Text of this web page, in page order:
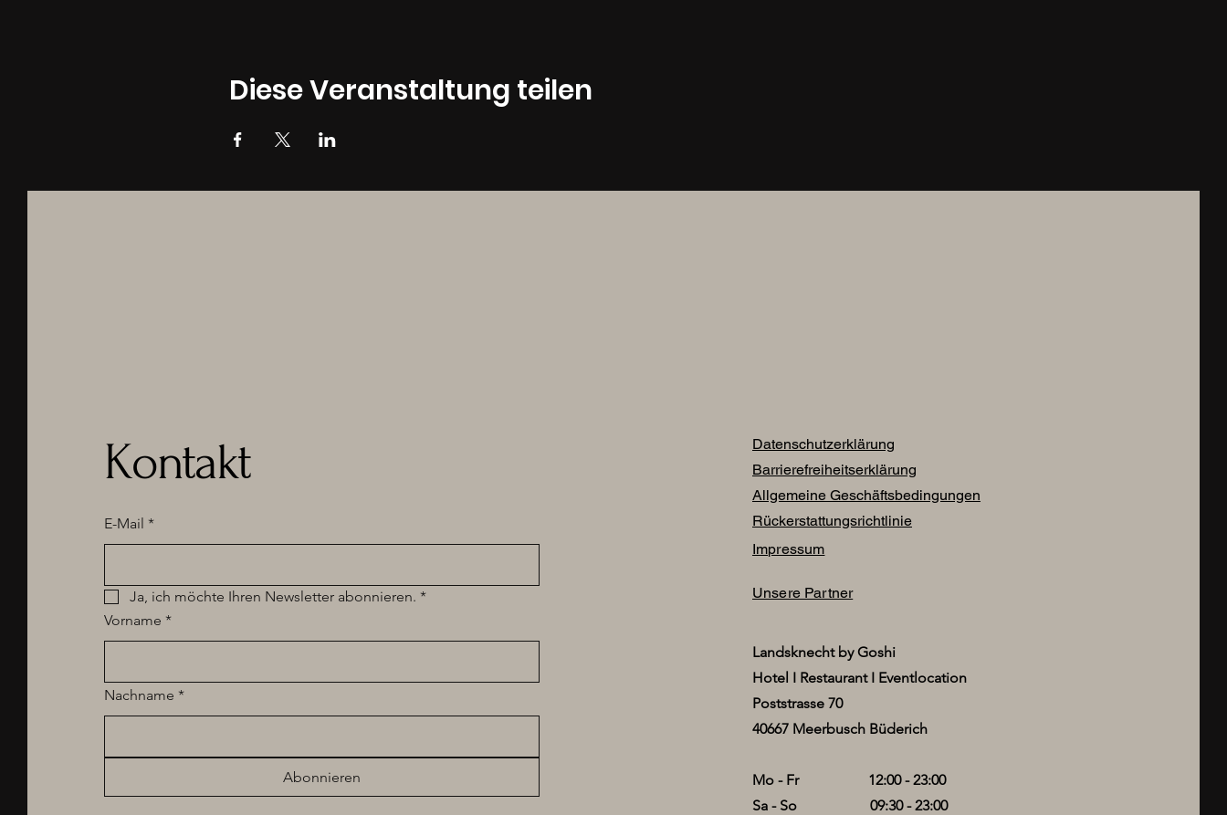
Diese Veranstaltung teilen
Kontakt
E-Mail *
Ja, ich möchte Ihren Newsletter abonnieren. *
Vorname *
Nachname *
Abonnieren
Datenschutzerklärung
Barrierefreiheitserklärung
Allgemeine Geschäftsbedingungen
Rückerstattungsrichtlinie
Impressum
Unsere Partner
Landsknecht by Goshi
Hotel I Restaurant I Eventlocation
Poststrasse 70
40667 Meerbusch Büderich
Mo - Fr 12:00 - 23:00
Sa - So 09:30 - 23:00